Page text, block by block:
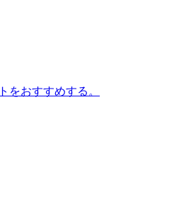
をおすすめする。